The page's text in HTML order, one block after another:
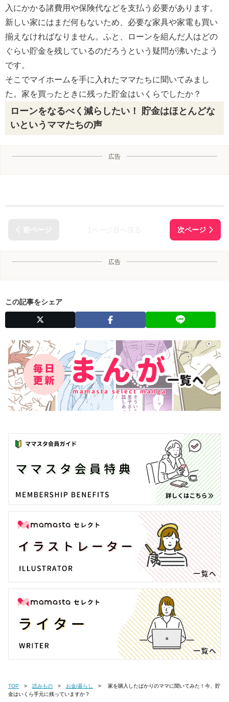
入にかかる諸費用や保険代などを支払う必要があります。
新しい家にはまだ何もないため、必要な家具や家電も買い
揃えなければなりません。ふと、ローンを組んだ人はどの
ぐらい貯金を残しているのだろうという疑問が沸いたよう
です。
そこでマイホームを手に入れたママたちに聞いてみまし
た。家を買ったときに残った貯金はいくらでしたか？
ローンをなるべく減らしたい！ 貯金はほとんどな
いというママたちの声
広告
広告
この記事をシェア
TOP 読みもの お金/暮らし
金はいくら手元に残っていますか？